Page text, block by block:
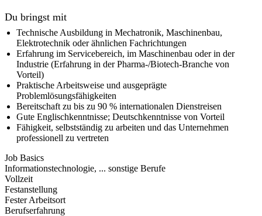
Du bringst mit
Technische Ausbildung in Mechatronik, Maschinenbau,
Elektrotechnik oder ähnlichen Fachrichtungen
Erfahrung im Servicebereich, im Maschinenbau oder in der
Industrie (Erfahrung in der Pharma-/Biotech-Branche von
Vorteil)
Praktische Arbeitsweise und ausgeprägte
Problemlösungsfähigkeiten
Bereitschaft zu bis zu 90 % internationalen Dienstreisen
Gute Englischkenntnisse; Deutschkenntnisse von Vorteil
Fähigkeit, selbstständig zu arbeiten und das Unternehmen
professionell zu vertreten
Job Basics
Informationstechnologie, ... sonstige Berufe
Vollzeit
Festanstellung
Fester Arbeitsort
Berufserfahrung